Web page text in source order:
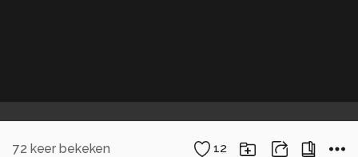
72 keer bekeken 12